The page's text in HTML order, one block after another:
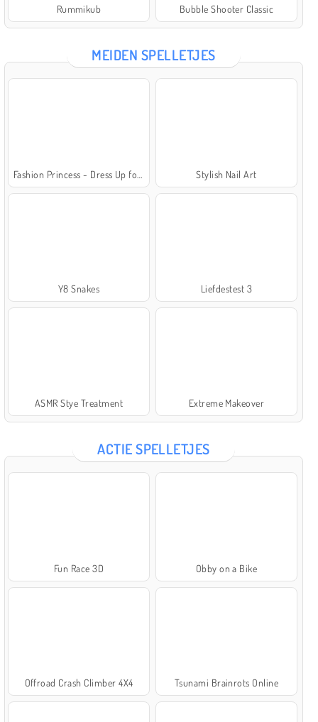
Rummikub Bubble Shooter Classic
MEIDEN SPELLETJES
Stylish Nail Art
Y8 Snakes Liefdestest 3
ASMR Stye Treatment Extreme Makeover
ACTIE SPELLETJES
Fun Race 3D Obby on a Bike
Offroad Crash Climber 4X4 Tsunami Brainrots Online